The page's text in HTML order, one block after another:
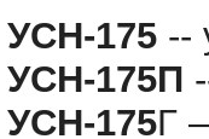
УСН-175 --
УСН-175П
УСН-175Г